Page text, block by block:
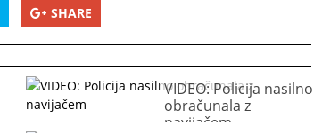
SHARE
VIDEO: Policija nasilno
obračunala z
navijačem